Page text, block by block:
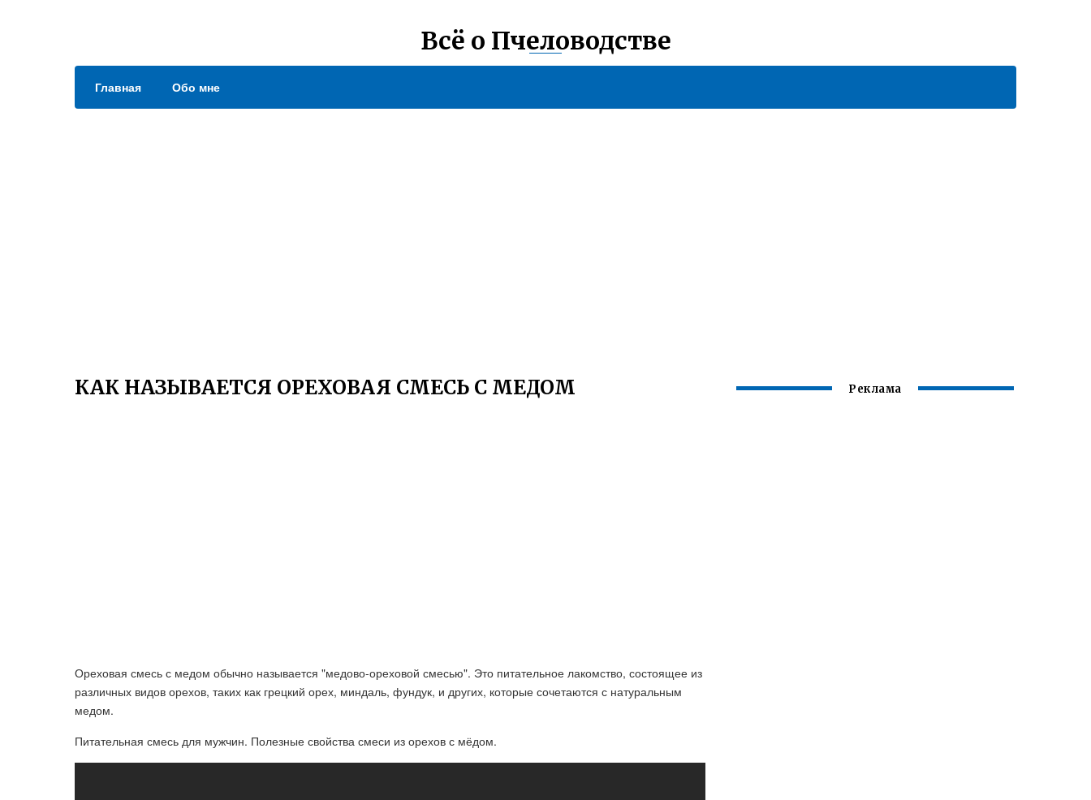
Всё о Пчеловодстве
Главная Обо мне
КАК НАЗЫВАЕТСЯ ОРЕХОВАЯ СМЕСЬ С МЕДОМ
Ореховая смесь с медом обычно называется "медово-ореховой смесью". Это питательное лакомство, состоящее из
различных видов орехов, таких как грецкий орех, миндаль, фундук, и других, которые сочетаются с натуральным
медом.
Питательная смесь для мужчин. Полезные свойства смеси из орехов с мёдом.
Реклама